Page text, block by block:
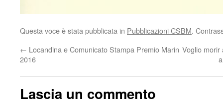
Questa voce è stata pubblicata in Pubblicazioni CSBM.
← Locandina e Comunicato Stampa Premio Marin
2016
Voglio morir
Lascia un commento